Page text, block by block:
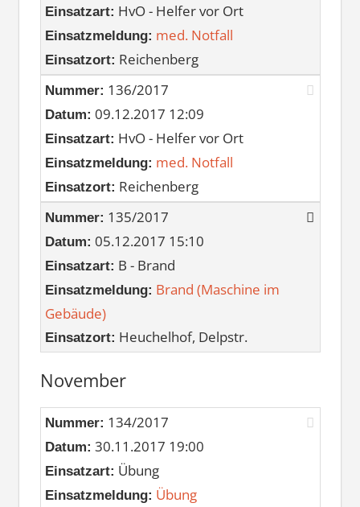
Einsatzart: HvO - Helfer vor Ort
Einsatzmeldung: med. Notfall
Einsatzort: Reichenberg
Nummer: 136/2017
Datum: 09.12.2017 12:09
Einsatzart: HvO - Helfer vor Ort
Einsatzmeldung: med. Notfall
Einsatzort: Reichenberg
Nummer: 135/2017
Datum: 05.12.2017 15:10
Einsatzart: B - Brand
Einsatzmeldung: Brand (Maschine im
Gebäude)
Einsatzort: Heuchelhof, Delpstr.
November
Nummer: 134/2017
Datum: 30.11.2017 19:00
Einsatzart: Übung
Einsatzmeldung: Übung